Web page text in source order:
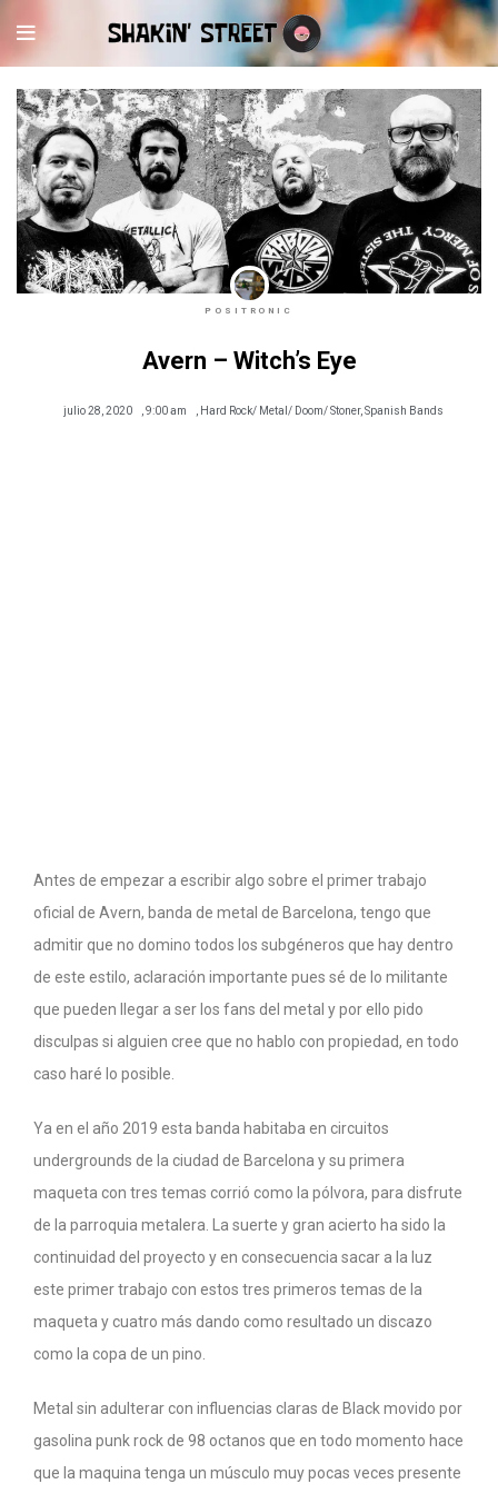
POSITRONIC
Avern – Witch’s Eye
julio 28, 2020 9:00 am Hard Rock/ Metal/ Doom/ Stoner, Spanish Bands
Antes de empezar a escribir algo sobre el primer trabajo
oficial de Avern, banda de metal de Barcelona, tengo que
admitir que no domino todos los subgéneros que hay dentro
de este estilo, aclaración importante pues sé de lo militante
que pueden llegar a ser los fans del metal y por ello pido
disculpas si alguien cree que no hablo con propiedad, en todo
caso haré lo posible.
Ya en el año 2019 esta banda habitaba en circuitos
undergrounds de la ciudad de Barcelona y su primera
maqueta con tres temas corrió como la pólvora, para disfrute
de la parroquia metalera. La suerte y gran acierto ha sido la
continuidad del proyecto y en consecuencia sacar a la luz
este primer trabajo con estos tres primeros temas de la
maqueta y cuatro más dando como resultado un discazo
como la copa de un pino.
Metal sin adulterar con influencias claras de Black movido por
gasolina punk rock de 98 octanos que en todo momento hace
que la maquina tenga un músculo muy pocas veces presente